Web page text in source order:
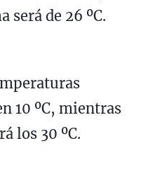
será de 26 ºC.
10 ºC, mientras
los 30 ºC.